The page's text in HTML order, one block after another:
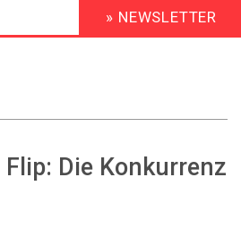
HEADER
MENU
» NEWSLETTER
Flip: Die Konkurrenz